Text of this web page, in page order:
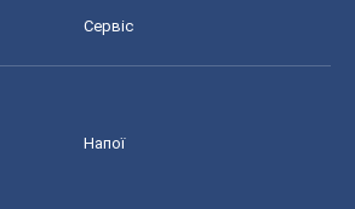
Сервіс
Напої